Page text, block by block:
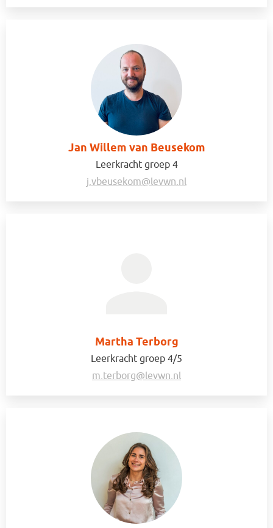
Jan Willem van Beusekom
Leerkracht groep 4
j.vbeusekom@levwn.nl
Martha Terborg
Leerkracht groep 4/5
m.terborg@levwn.nl